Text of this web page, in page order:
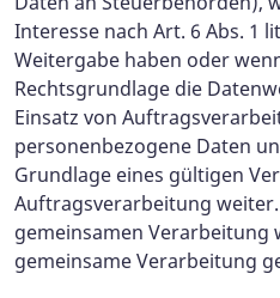
Interesse nach Art. 6 Abs. 1
Weitergabe haben oder
Rechtsgrundlage die
Einsatz von
personenbezogene Daten
Grundlage eines gültigen
Auftragsverarbeitung
gemeinsamen Verarbeitung
gemeinsame Verarbeitung